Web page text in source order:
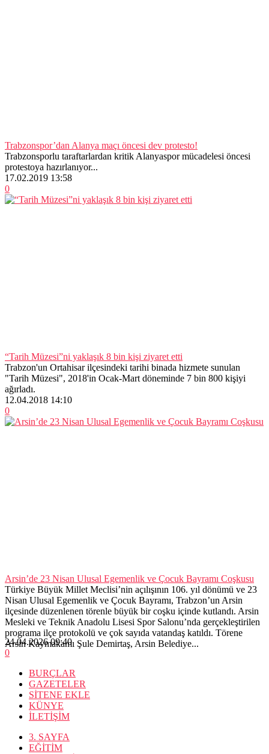
Trabzonspor’dan Alanya maçı öncesi dev protesto!
Trabzonsporlu taraftarlardan kritik Alanyaspor mücadelesi öncesi
protestoya hazırlanıyor...
17.02.2019 13:58
0
“Tarih Müzesi”ni yaklaşık 8 bin kişi ziyaret etti
Trabzon'un Ortahisar ilçesindeki tarihi binada hizmete sunulan
"Tarih Müzesi", 2018'in Ocak-Mart döneminde 7 bin 800 kişiyi
ağırladı.
12.04.2018 14:10
0
Arsin’de 23 Nisan Ulusal Egemenlik ve Çocuk Bayramı Coşkusu
Türkiye Büyük Millet Meclisi’nin açılışının 106. yıl dönümü ve 23
Nisan Ulusal Egemenlik ve Çocuk Bayramı, Trabzon’un Arsin
ilçesinde düzenlenen törenle büyük bir coşku içinde kutlandı. Arsin
Mesleki ve Teknik Anadolu Lisesi Spor Salonu’nda gerçekleştirilen
programa ilçe protokolü ve çok sayıda vatandaş katıldı. Törene
Arsin Kaymakamı Şule Demirtaş, Arsin Belediye...
24.04.2026 09:40
0
BURÇLAR
GAZETELER
SİTENE EKLE
KÜNYE
İLETİŞİM
3. SAYFA
EĞİTİM